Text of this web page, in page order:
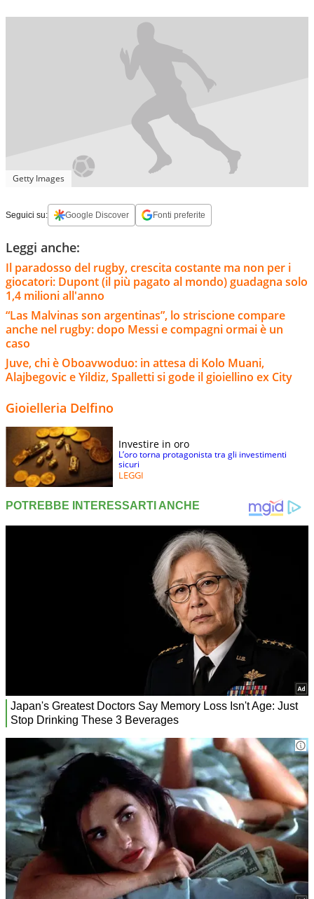
Getty Images
Seguici su: Google Discover Fonti preferite
Leggi anche:
Il paradosso del rugby, crescita costante ma non per i
giocatori: Dupont (il più pagato al mondo) guadagna solo
1,4 milioni all'anno
“Las Malvinas son argentinas”, lo striscione compare
anche nel rugby: dopo Messi e compagni ormai è un
caso
Juve, chi è Oboavwoduo: in attesa di Kolo Muani,
Alajbegovic e Yildiz, Spalletti si gode il gioiellino ex City
Gioielleria Delfino
Investire in oro
L’oro torna protagonista tra gli investimenti
sicuri
LEGGI